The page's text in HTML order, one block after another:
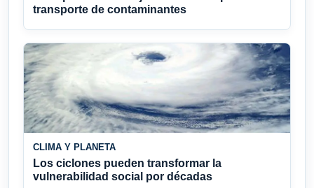
transporte de contaminantes
CLIMA Y PLANETA
Los ciclones pueden transformar la
vulnerabilidad social por décadas